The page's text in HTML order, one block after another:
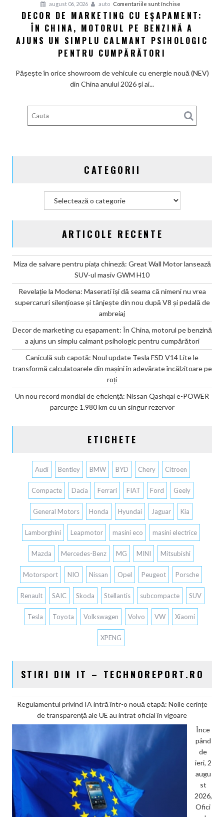
și
pedală
de
ambreiaj
august 06, 2026 auto Comentariile sunt închise
Decor
de
marketing
benzină
a
pentru
DECOR DE MARKETING CU EȘAPAMENT:
ÎN CHINA, MOTORUL PE BENZINĂ A
AJUNS UN SIMPLU CALMANT PSIHOLOGIC
PENTRU CUMPĂRĂTORI
Pășește în orice showroom de vehicule cu energie nouă (NEV)
din China anului 2026 și ai...
CATEGORII
ARTICOLE RECENTE
Miza de salvare pentru piața chineză: Great Wall Motor lansează
SUV-ul masiv GWM H10
Revelație la Modena: Maserati își dă seama că nimeni nu vrea
supercaruri silențioase și tânjește din nou după V8 și pedală de
ambreiaj
Decor de marketing cu eșapament: În China, motorul pe benzină
a ajuns un simplu calmant psihologic pentru cumpărători
Caniculă sub capotă: Noul update Tesla FSD V14 Lite le
transformă calculatoarele din mașini în adevărate încălzitoare pe
roți
Un nou record mondial de eficiență: Nissan Qashqai e-POWER
parcurge 1.980 km cu un singur rezervor
ETICHETE
Audi Bentley BMW BYD Chery Citroen
Compacte Dacia Ferrari FIAT Ford Geely
General Motors Honda Hyundai Jaguar Kia
Lamborghini Leapmotor masini eco masini electrice
Mazda Mercedes-Benz MG MINI Mitsubishi
Motorsport NIO Nissan Opel Peugeot Porsche
Renault SAIC Skoda Stellantis subcompacte SUV
Tesla Toyota Volkswagen Volvo VW Xiaomi
XPENG
STIRI DIN IT – TECHNOREPORT.RO
Regulamentul privind IA intră într-o nouă etapă: Noile cerințe
de transparență ale UE au intrat oficial în vigoare
Înce
pând
de
ieri, 2
augu
st
2026,
Ofici